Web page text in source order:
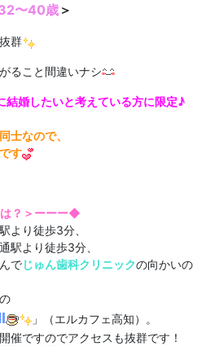
〜40歳 ＞
群
ること間違いナシ
結婚したいと考えている方に限定♪
士なので、
す
？＞ーーー◆
より徒歩3分、
駅より徒歩3分、
でじゅん歯科クリニックの向かいの
」（エルカフェ高知）。
催ですのでアクセスも抜群です！